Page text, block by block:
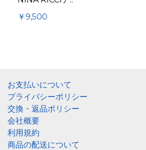
￥9,500
お支払いについて
プライバシーポリシー
交換・返品ポリシー
会社概要
利用規約
商品の配送について